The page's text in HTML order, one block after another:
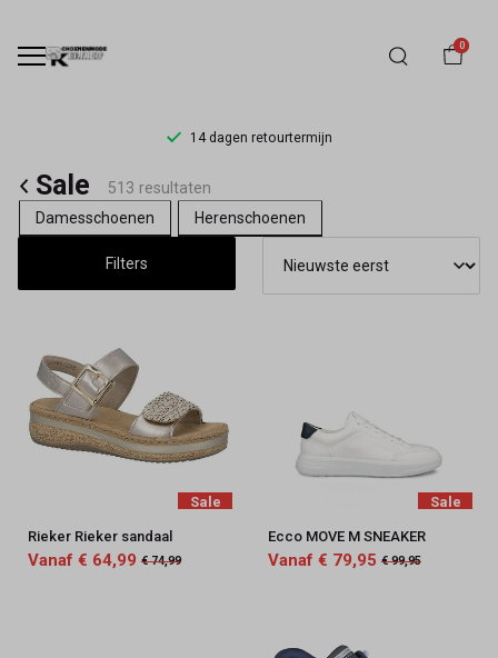
0
14 dagen retourtermijn
Sale
Schoenmode
Sale
513 resultaten
Damesschoenen
Herenschoenen
Filters
Sale
Rieker Rieker sandaal
Vanaf € 64,99 € 74,99
Sale
Ecco MOVE M SNEAKER
Vanaf € 79,95 € 99,95